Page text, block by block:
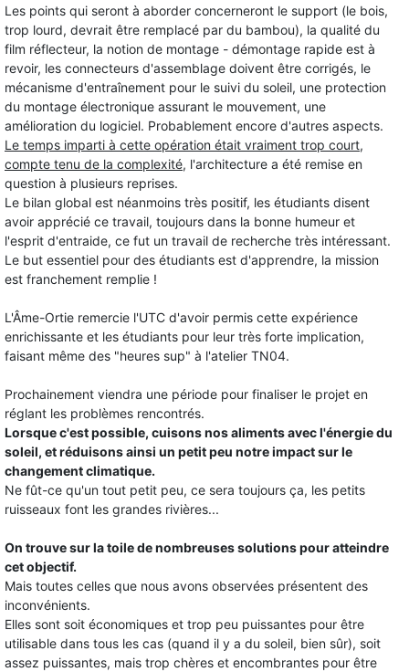
Les points qui seront à aborder concerneront le support (le bois,
trop lourd, devrait être remplacé par du bambou), la qualité du
film réflecteur, la notion de montage - démontage rapide est à
revoir, les connecteurs d'assemblage doivent être corrigés, le
mécanisme d'entraînement pour le suivi du soleil, une protection
du montage électronique assurant le mouvement, une
amélioration du logiciel. Probablement encore d'autres aspects.
Le temps imparti à cette opération était vraiment trop court,
compte tenu de la complexité, l'architecture a été remise en
question à plusieurs reprises.
Le bilan global est néanmoins très positif, les étudiants disent
avoir apprécié ce travail, toujours dans la bonne humeur et
l'esprit d'entraide, ce fut un travail de recherche très intéressant.
Le but essentiel pour des étudiants est d'apprendre, la mission
est franchement remplie !
L'Âme-Ortie remercie l'UTC d'avoir permis cette expérience
enrichissante et les étudiants pour leur très forte implication,
faisant même des "heures sup" à l'atelier TN04.
Prochainement viendra une période pour finaliser le projet en
réglant les problèmes rencontrés.
Lorsque c'est possible, cuisons nos aliments avec l'énergie du
soleil, et réduisons ainsi un petit peu notre impact sur le
changement climatique.
Ne fût-ce qu'un tout petit peu, ce sera toujours ça, les petits
ruisseaux font les grandes rivières...
On trouve sur la toile de nombreuses solutions pour atteindre
cet objectif.
Mais toutes celles que nous avons observées présentent des
inconvénients.
Elles sont soit économiques et trop peu puissantes pour être
utilisable dans tous les cas (quand il y a du soleil, bien sûr), soit
assez puissantes, mais trop chères et encombrantes pour être